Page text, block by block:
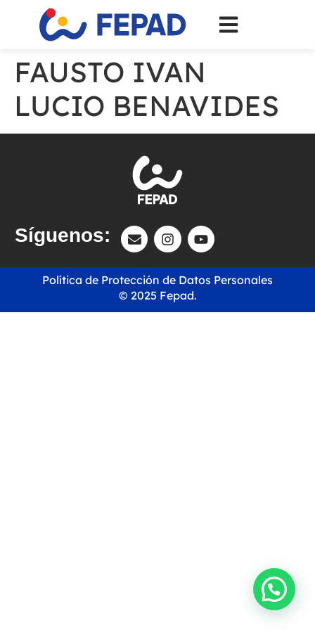
FAUSTO IVAN
LUCIO BENAVIDES
Síguenos:
© 2025 Fepad.
Política de Protección de Datos Personales